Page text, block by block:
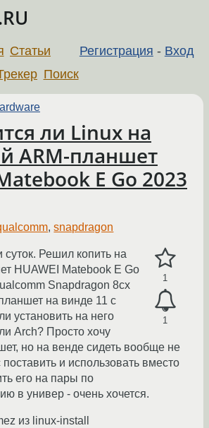
Регистрация - Вход
Статьи
Поиск
ли Linux на
ARM-планшет
E Go 2023
,snapdragon
1
1
Решил копить на
HUAWEI Matebook E Go
Snapdragon 8cx
на винде 11 с
установить на него
Arch? Просто хочу
но на венде сидеть вообще не
поставить и использовать вместо
его на пары по
в универ - очень хочется.
из linux-install